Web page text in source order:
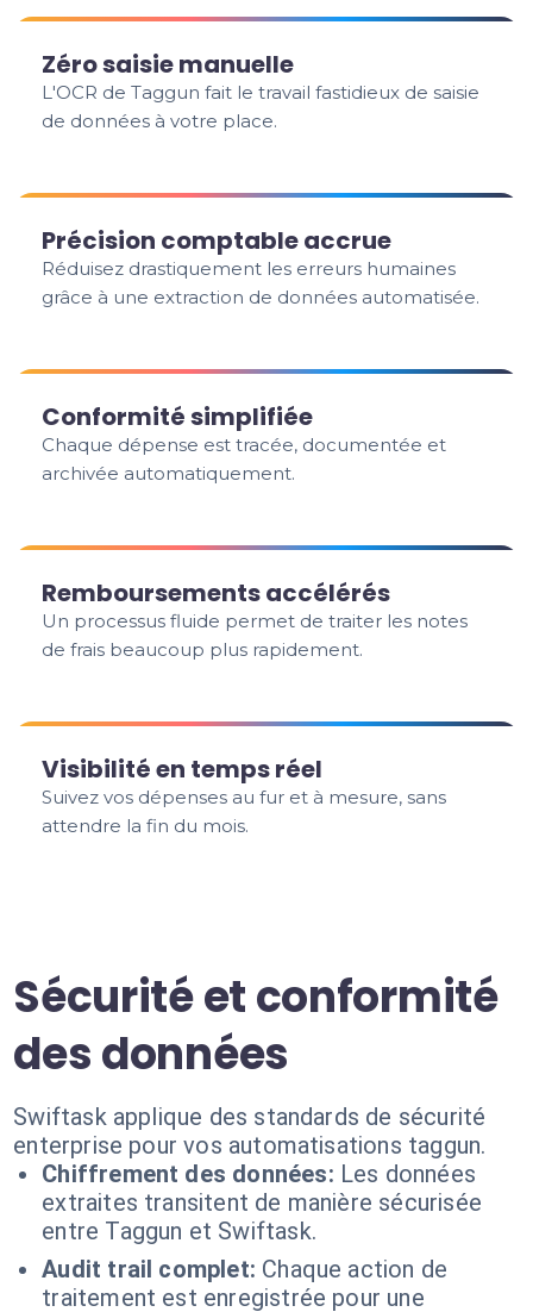
Zéro saisie manuelle
L'OCR de Taggun fait le travail fastidieux de saisie
de données à votre place.
Précision comptable accrue
Réduisez drastiquement les erreurs humaines
grâce à une extraction de données automatisée.
Conformité simplifiée
Chaque dépense est tracée, documentée et
archivée automatiquement.
Remboursements accélérés
Un processus fluide permet de traiter les notes
de frais beaucoup plus rapidement.
Visibilité en temps réel
Suivez vos dépenses au fur et à mesure, sans
attendre la fin du mois.
Sécurité et conformité
des données
Swiftask applique des standards de sécurité
enterprise pour vos automatisations taggun.
Chiffrement des données: Les données
extraites transitent de manière sécurisée
entre Taggun et Swiftask.
Audit trail complet: Chaque action de
traitement est enregistrée pour une